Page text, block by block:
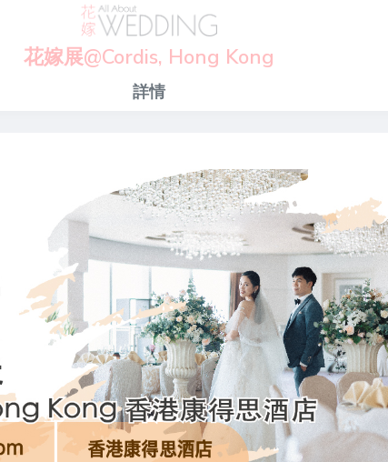
花嫁展@Cordis, Hong Kong
詳情